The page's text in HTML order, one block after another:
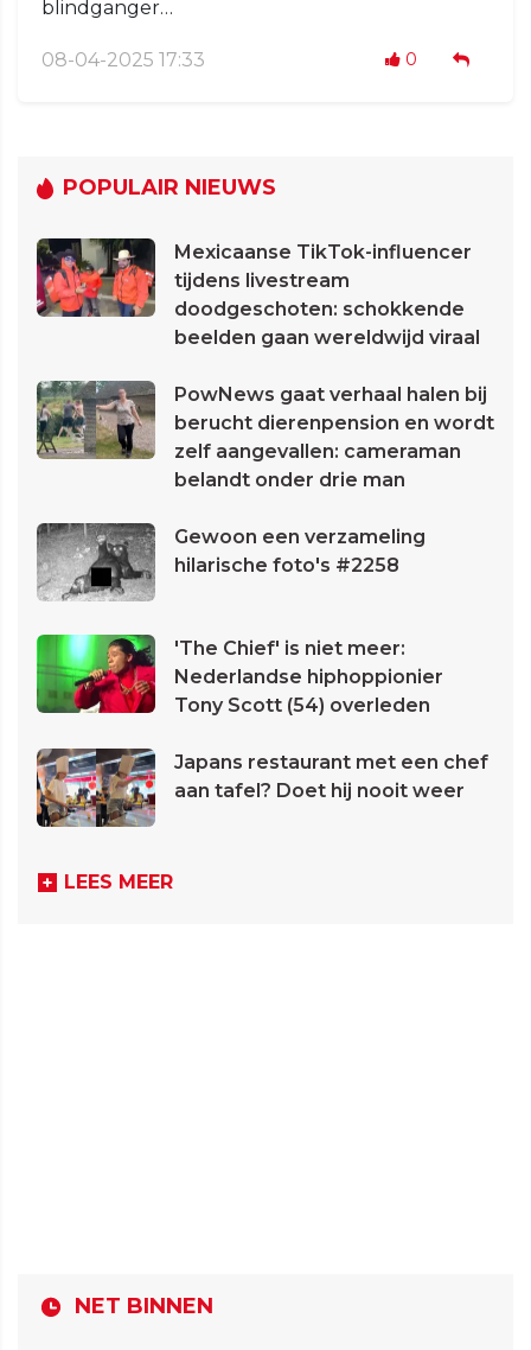
blindganger…
08-04-2025 17:33 0
POPULAIR NIEUWS
Mexicaanse TikTok-influencer
tijdens livestream
doodgeschoten: schokkende
beelden gaan wereldwijd viraal
PowNews gaat verhaal halen bij
berucht dierenpension en wordt
zelf aangevallen: cameraman
belandt onder drie man
Gewoon een verzameling
hilarische foto's #2258
'The Chief' is niet meer:
Nederlandse hiphoppionier
Tony Scott (54) overleden
Japans restaurant met een chef
aan tafel? Doet hij nooit weer
LEES MEER
NET BINNEN